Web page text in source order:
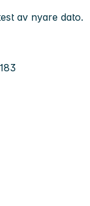
av nyare dato.